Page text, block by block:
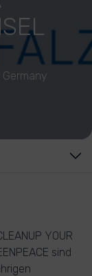
YOUR
sind